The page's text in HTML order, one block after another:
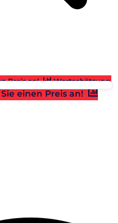
Preis an! Wertschätzung
einen Preis an!